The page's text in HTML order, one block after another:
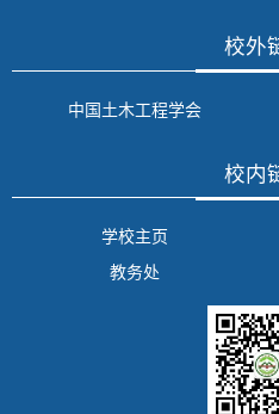
校外
中国土木工程学会
校内
学校主页
教务处